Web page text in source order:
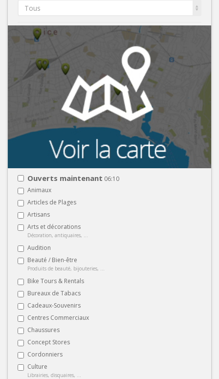
Tous
Ouverts maintenant 06:10
Animaux
Articles de Plages
Artisans
Arts et décorations
Décoration, antiquaires, ...
Audition
Beauté / Bien-être
Produits de beauté, bijouteries, ...
Bike Tours & Rentals
Bureaux de Tabacs
Cadeaux-Souvenirs
Centres Commerciaux
Chaussures
Concept Stores
Cordonniers
Culture
Librairies, disquaires, ...